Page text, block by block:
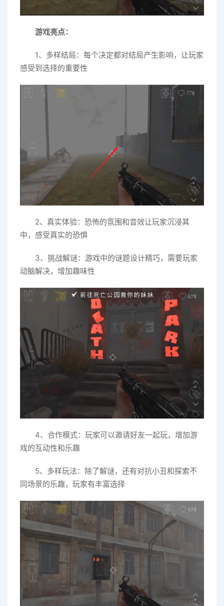
游戏亮点：
1、多样结局：每个决定都对结局产生影响，让玩家
感受到选择的重要性
2、真实体验：恐怖的氛围和音效让玩家沉浸其
中，感受真实的恐惧
3、挑战解谜：游戏中的谜题设计精巧，需要玩家
动脑解决，增加趣味性
4、合作模式：玩家可以邀请好友一起玩，增加游
戏的互动性和乐趣
5、多样玩法：除了解谜，还有对抗小丑和探索不
同场景的乐趣，玩家有丰富选择